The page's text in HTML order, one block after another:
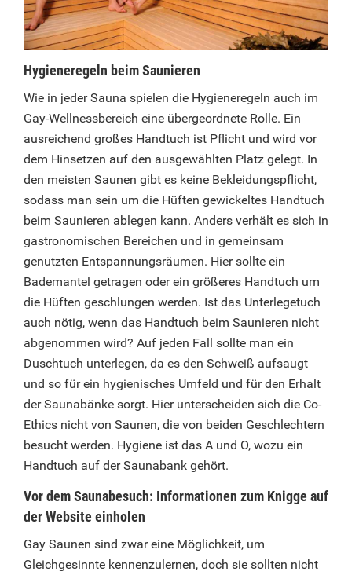
Hygieneregeln beim Saunieren
Wie in jeder Sauna spielen die Hygieneregeln auch im
Gay-Wellnessbereich eine übergeordnete Rolle. Ein
ausreichend großes Handtuch ist Pflicht und wird vor
dem Hinsetzen auf den ausgewählten Platz gelegt. In
den meisten Saunen gibt es keine Bekleidungspflicht,
sodass man sein um die Hüften gewickeltes Handtuch
beim Saunieren ablegen kann. Anders verhält es sich in
gastronomischen Bereichen und in gemeinsam
genutzten Entspannungsräumen. Hier sollte ein
Bademantel getragen oder ein größeres Handtuch um
die Hüften geschlungen werden. Ist das Unterlegetuch
auch nötig, wenn das Handtuch beim Saunieren nicht
abgenommen wird? Auf jeden Fall sollte man ein
Duschtuch unterlegen, da es den Schweiß aufsaugt
und so für ein hygienisches Umfeld und für den Erhalt
der Saunabänke sorgt. Hier unterscheiden sich die Co-
Ethics nicht von Saunen, die von beiden Geschlechtern
besucht werden. Hygiene ist das A und O, wozu ein
Handtuch auf der Saunabank gehört.
Vor dem Saunabesuch: Informationen zum Knigge auf
der Website einholen
Gay Saunen sind zwar eine Möglichkeit, um
Gleichgesinnte kennenzulernen, doch sie sollten nicht